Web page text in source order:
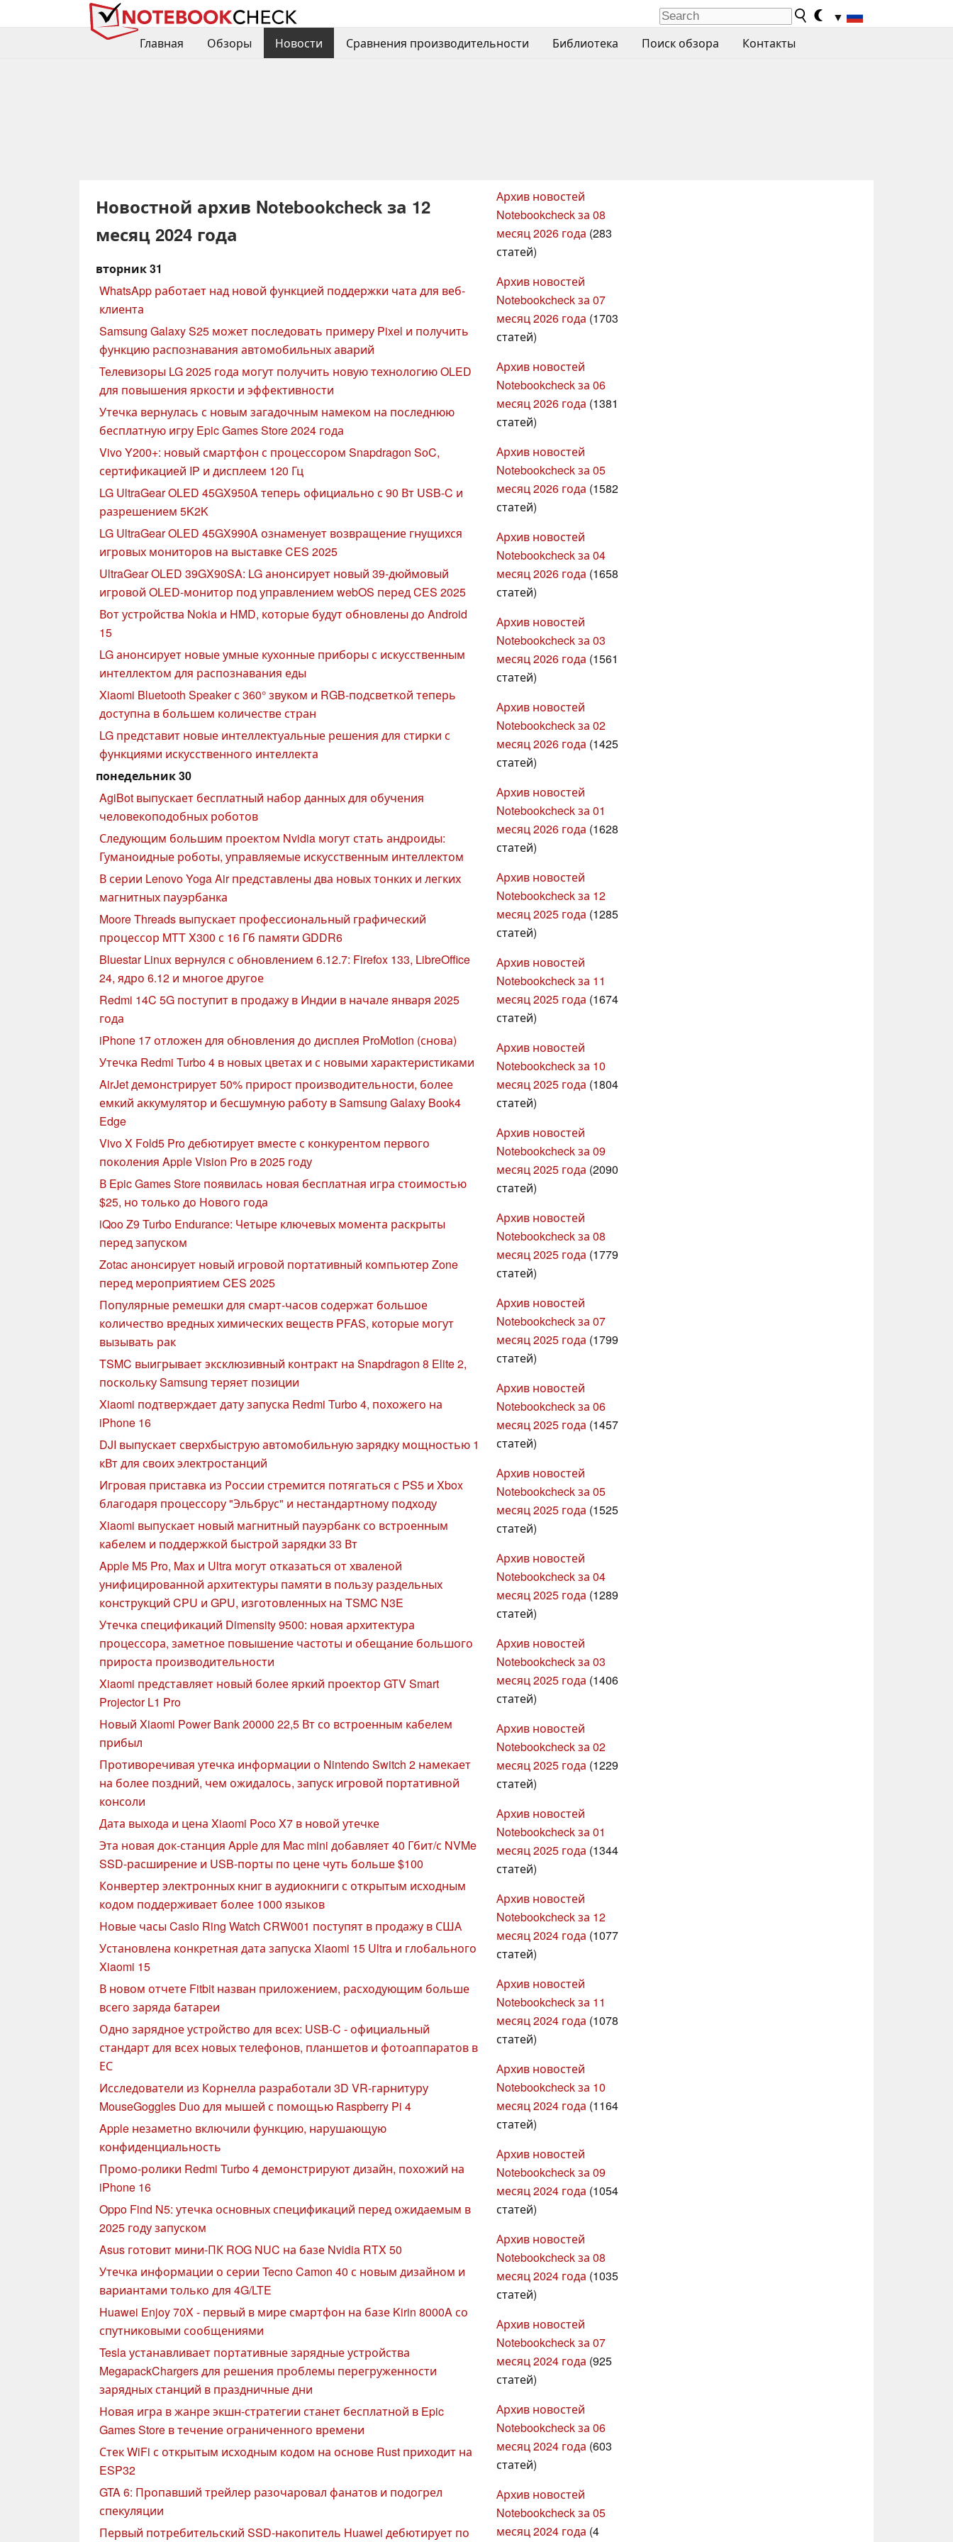
▼
Главная
Обзоры Новости Сравнения производительности Библиотека Поиск обзора Контакты
Новостной архив Notebookcheck за 12
месяц 2024 года
вторник 31
WhatsApp работает над новой функцией поддержки чата для веб-
клиента
Samsung Galaxy S25 может последовать примеру Pixel и получить
функцию распознавания автомобильных аварий
Телевизоры LG 2025 года могут получить новую технологию OLED
для повышения яркости и эффективности
Утечка вернулась с новым загадочным намеком на последнюю
бесплатную игру Epic Games Store 2024 года
Vivo Y200+: новый смартфон с процессором Snapdragon SoC,
сертификацией IP и дисплеем 120 Гц
LG UltraGear OLED 45GX950A теперь официально с 90 Вт USB-C и
разрешением 5K2K
LG UltraGear OLED 45GX990A ознаменует возвращение гнущихся
игровых мониторов на выставке CES 2025
UltraGear OLED 39GX90SA: LG анонсирует новый 39-дюймовый
игровой OLED-монитор под управлением webOS перед CES 2025
Вот устройства Nokia и HMD, которые будут обновлены до Android
15
LG анонсирует новые умные кухонные приборы с искусственным
интеллектом для распознавания еды
Xiaomi Bluetooth Speaker с 360° звуком и RGB-подсветкой теперь
доступна в большем количестве стран
LG представит новые интеллектуальные решения для стирки с
функциями искусственного интеллекта
понедельник 30
AgiBot выпускает бесплатный набор данных для обучения
человекоподобных роботов
Следующим большим проектом Nvidia могут стать андроиды:
Гуманоидные роботы, управляемые искусственным интеллектом
В серии Lenovo Yoga Air представлены два новых тонких и легких
магнитных пауэрбанка
Moore Threads выпускает профессиональный графический
процессор MTT X300 с 16 Гб памяти GDDR6
Bluestar Linux вернулся с обновлением 6.12.7: Firefox 133, LibreOffice
24, ядро 6.12 и многое другое
Redmi 14C 5G поступит в продажу в Индии в начале января 2025
года
iPhone 17 отложен для обновления до дисплея ProMotion (снова)
Утечка Redmi Turbo 4 в новых цветах и с новыми характеристиками
AirJet демонстрирует 50% прирост производительности, более
емкий аккумулятор и бесшумную работу в Samsung Galaxy Book4
Edge
Vivo X Fold5 Pro дебютирует вместе с конкурентом первого
поколения Apple Vision Pro в 2025 году
В Epic Games Store появилась новая бесплатная игра стоимостью
$25, но только до Нового года
iQoo Z9 Turbo Endurance: Четыре ключевых момента раскрыты
перед запуском
Zotac анонсирует новый игровой портативный компьютер Zone
перед мероприятием CES 2025
Популярные ремешки для смарт-часов содержат большое
количество вредных химических веществ PFAS, которые могут
вызывать рак
TSMC выигрывает эксклюзивный контракт на Snapdragon 8 Elite 2,
поскольку Samsung теряет позиции
Xiaomi подтверждает дату запуска Redmi Turbo 4, похожего на
iPhone 16
DJI выпускает сверхбыструю автомобильную зарядку мощностью 1
кВт для своих электростанций
Игровая приставка из России стремится потягаться с PS5 и Xbox
благодаря процессору "Эльбрус" и нестандартному подходу
Xiaomi выпускает новый магнитный пауэрбанк со встроенным
кабелем и поддержкой быстрой зарядки 33 Вт
Apple M5 Pro, Max и Ultra могут отказаться от хваленой
унифицированной архитектуры памяти в пользу раздельных
конструкций CPU и GPU, изготовленных на TSMC N3E
Утечка спецификаций Dimensity 9500: новая архитектура
процессора, заметное повышение частоты и обещание большого
прироста производительности
Xiaomi представляет новый более яркий проектор GTV Smart
Projector L1 Pro
Новый Xiaomi Power Bank 20000 22,5 Вт со встроенным кабелем
прибыл
Противоречивая утечка информации о Nintendo Switch 2 намекает
на более поздний, чем ожидалось, запуск игровой портативной
консоли
Дата выхода и цена Xiaomi Poco X7 в новой утечке
Эта новая док-станция Apple для Mac mini добавляет 40 Гбит/с NVMe
SSD-расширение и USB-порты по цене чуть больше $100
Конвертер электронных книг в аудиокниги с открытым исходным
кодом поддерживает более 1000 языков
Новые часы Casio Ring Watch CRW001 поступят в продажу в США
Установлена конкретная дата запуска Xiaomi 15 Ultra и глобального
Xiaomi 15
В новом отчете Fitbit назван приложением, расходующим больше
всего заряда батареи
Одно зарядное устройство для всех: USB-C - официальный
стандарт для всех новых телефонов, планшетов и фотоаппаратов в
ЕС
Исследователи из Корнелла разработали 3D VR-гарнитуру
MouseGoggles Duo для мышей с помощью Raspberry Pi 4
Apple незаметно включили функцию, нарушающую
конфиденциальность
Промо-ролики Redmi Turbo 4 демонстрируют дизайн, похожий на
iPhone 16
Oppo Find N5: утечка основных спецификаций перед ожидаемым в
2025 году запуском
Asus готовит мини-ПК ROG NUC на базе Nvidia RTX 50
Утечка информации о серии Tecno Camon 40 с новым дизайном и
вариантами только для 4G/LTE
Huawei Enjoy 70X - первый в мире смартфон на базе Kirin 8000A со
спутниковыми сообщениями
Tesla устанавливает портативные зарядные устройства
MegapackChargers для решения проблемы перегруженности
зарядных станций в праздничные дни
Новая игра в жанре экшн-стратегии станет бесплатной в Epic
Games Store в течение ограниченного времени
Стек WiFi с открытым исходным кодом на основе Rust приходит на
ESP32
GTA 6: Пропавший трейлер разочаровал фанатов и подогрел
спекуляции
Первый потребительский SSD-накопитель Huawei дебютирует по
Архив новостей
Notebookcheck за 08
месяц 2026 года (283
статей)
Архив новостей
Notebookcheck за 07
месяц 2026 года (1703
статей)
Архив новостей
Notebookcheck за 06
месяц 2026 года (1381
статей)
Архив новостей
Notebookcheck за 05
месяц 2026 года (1582
статей)
Архив новостей
Notebookcheck за 04
месяц 2026 года (1658
статей)
Архив новостей
Notebookcheck за 03
месяц 2026 года (1561
статей)
Архив новостей
Notebookcheck за 02
месяц 2026 года (1425
статей)
Архив новостей
Notebookcheck за 01
месяц 2026 года (1628
статей)
Архив новостей
Notebookcheck за 12
месяц 2025 года (1285
статей)
Архив новостей
Notebookcheck за 11
месяц 2025 года (1674
статей)
Архив новостей
Notebookcheck за 10
месяц 2025 года (1804
статей)
Архив новостей
Notebookcheck за 09
месяц 2025 года (2090
статей)
Архив новостей
Notebookcheck за 08
месяц 2025 года (1779
статей)
Архив новостей
Notebookcheck за 07
месяц 2025 года (1799
статей)
Архив новостей
Notebookcheck за 06
месяц 2025 года (1457
статей)
Архив новостей
Notebookcheck за 05
месяц 2025 года (1525
статей)
Архив новостей
Notebookcheck за 04
месяц 2025 года (1289
статей)
Архив новостей
Notebookcheck за 03
месяц 2025 года (1406
статей)
Архив новостей
Notebookcheck за 02
месяц 2025 года (1229
статей)
Архив новостей
Notebookcheck за 01
месяц 2025 года (1344
статей)
Архив новостей
Notebookcheck за 12
месяц 2024 года (1077
статей)
Архив новостей
Notebookcheck за 11
месяц 2024 года (1078
статей)
Архив новостей
Notebookcheck за 10
месяц 2024 года (1164
статей)
Архив новостей
Notebookcheck за 09
месяц 2024 года (1054
статей)
Архив новостей
Notebookcheck за 08
месяц 2024 года (1035
статей)
Архив новостей
Notebookcheck за 07
месяц 2024 года (925
статей)
Архив новостей
Notebookcheck за 06
месяц 2024 года (603
статей)
Архив новостей
Notebookcheck за 05
месяц 2024 года (4